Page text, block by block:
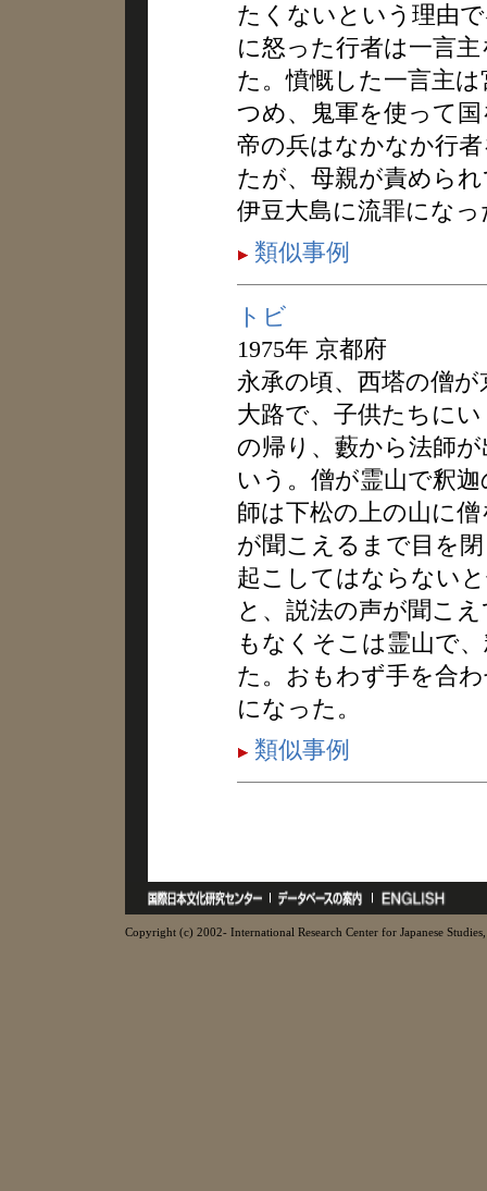
たくないという理由
に怒った行者は一言
た。憤慨した一言主
つめ、鬼軍を使って
帝の兵はなかなか行
たが、母親が責めら
伊豆大島に流罪になっ
類似事例
トビ
1975年 京都府
永承の頃、西塔の僧
大路で、子供たちに
の帰り、藪から法師
いう。僧が霊山で釈
師は下松の上の山に
が聞こえるまで目を
起こしてはならない
と、説法の声が聞こ
もなくそこは霊山で
た。おもわず手を合
になった。
類似事例
Copyright (c) 2002- International Research Center for Japanese